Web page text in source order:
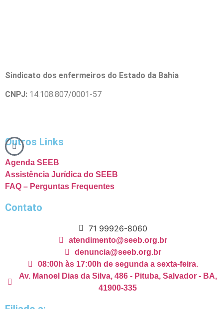
Sindicato dos enfermeiros do Estado da Bahia
CNPJ: 14.108.807/0001-57
Outros Links
Agenda SEEB
Assistência Jurídica do SEEB
FAQ – Perguntas Frequentes
Contato
71 99926-8060
atendimento@seeb.org.br
denuncia@seeb.org.br
08:00h às 17:00h de segunda a sexta-feira.
Av. Manoel Dias da Silva, 486 - Pituba, Salvador - BA,
41900-335